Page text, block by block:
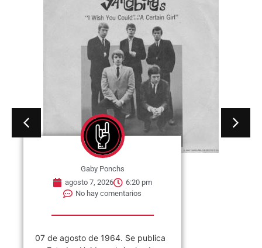
Gaby Ponchs
agosto 7, 2026
6:20 pm
No hay comentarios
07 de agosto de 1964. Se publica